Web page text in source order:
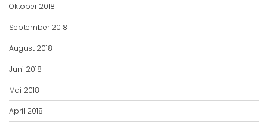
Oktober 2018
September 2018
August 2018
Juni 2018
Mai 2018
April 2018